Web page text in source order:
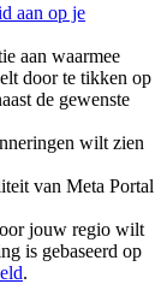
aan op je
aan waarmee
door te tikken op
de gewenste
wilt zien
van Meta Portal
jouw regio wilt
is gebaseerd op
.